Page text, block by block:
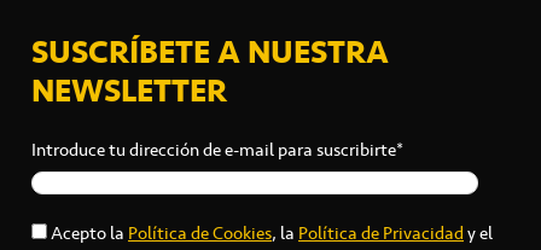
SUSCRÍBETE A NUESTRA
NEWSLETTER
Introduce tu dirección de e-mail para suscribirte*
Acepto laPolítica de Cookies, laPolítica de Privacidady el